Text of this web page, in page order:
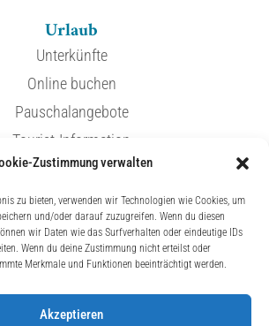
Zustimmung verwalten
zu bieten, verwenden wir Technologien wie Cookies, um
und/oder darauf zuzugreifen. Wenn du diesen
wir Daten wie das Surfverhalten oder eindeutige IDs
Wenn du deine Zustimmung nicht erteilst oder
Merkmale und Funktionen beeinträchtigt werden.
Akzeptieren
Urlaub
Unterkünfte
Online buchen
Pauschalangebote
Tourist-Information
Service
Veranstaltungen
Kur & Wellness
Prospekte Bestellen